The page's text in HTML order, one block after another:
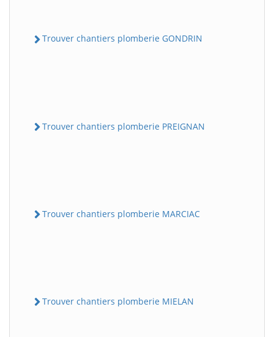
Trouver chantiers plomberie GONDRIN
Trouver chantiers plomberie PREIGNAN
Trouver chantiers plomberie MARCIAC
Trouver chantiers plomberie MIELAN